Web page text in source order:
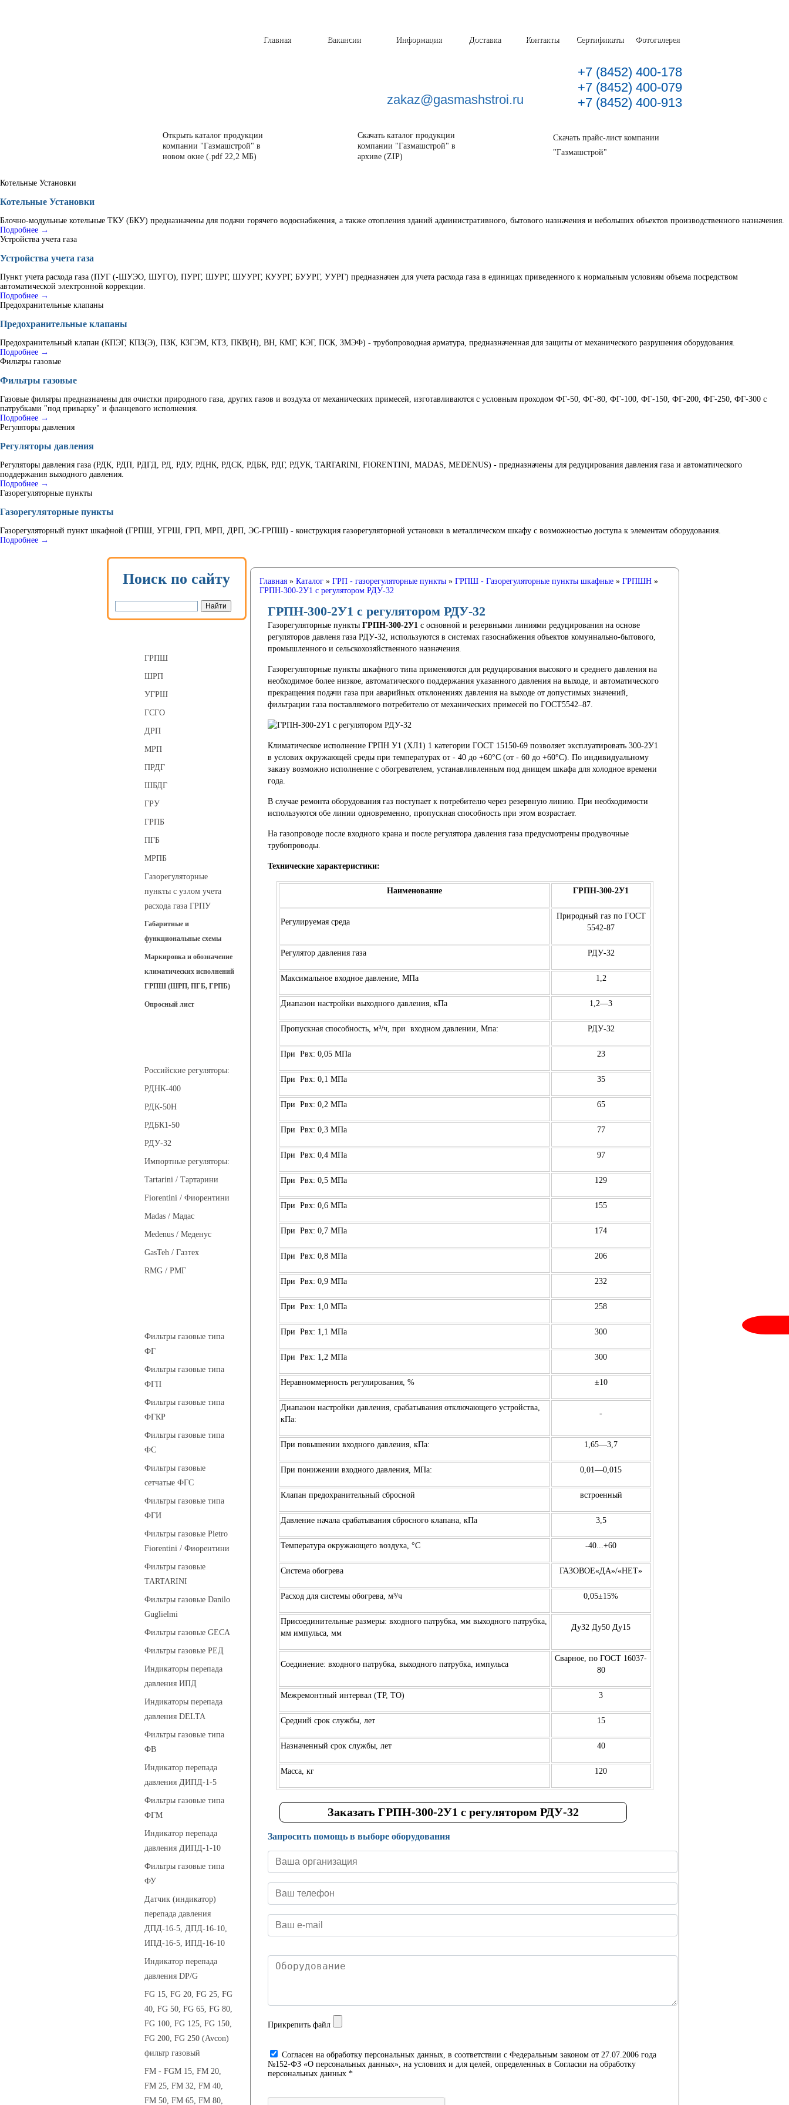
Фотогалерея
Сертификаты
Контакты
Доставка
Информация
Вакансии
Главная
zakaz@gasmashstroi.ru
+7 (8452) 400-178
+7 (8452) 400-079
+7 (8452) 400-913
Открыть каталог продукции
компании "Газмашстрой" в
новом окне (.pdf 22,2 МБ)
Скачать каталог продукции
компании "Газмашстрой" в
архиве (ZIP)
Скачать прайс-лист компании
"Газмашстрой"
Котельные Установки
Котельные Установки
Блочно-модульные котельные ТКУ (БКУ) предназначены для подачи горячего водоснабжения, а также отопления зданий административного, бытового назначения и небольших объектов производственного назначения.
Подробнее →
Устройства учета газа
Устройства учета газа
Пункт учета расхода газа (ПУГ (-ШУЭО, ШУГО), ПУРГ, ШУРГ, ШУУРГ, КУУРГ, БУУРГ, УУРГ) предназначен для учета расхода газа в единицах приведенного к нормальным условиям объема посредством
автоматической электронной коррекции.
Подробнее →
Предохранительные клапаны
Предохранительные клапаны
Предохранительный клапан (КПЭГ, КПЗ(Э), ПЗК, КЗГЭМ, КТЗ, ПКВ(Н), ВН, КМГ, КЭГ, ПСК, ЗМЭФ) - трубопроводная арматура, предназначенная для защиты от механического разрушения оборудования.
Подробнее →
Фильтры газовые
Фильтры газовые
Газовые фильтры предназначены для очистки природного газа, других газов и воздуха от механических примесей, изготавливаются с условным проходом ФГ-50, ФГ-80, ФГ-100, ФГ-150, ФГ-200, ФГ-250, ФГ-300 с
патрубками "под приварку" и фланцевого исполнения.
Подробнее →
Регуляторы давления
Регуляторы давления
Регуляторы давления газа (РДК, РДП, РДГД, РД, РДУ, РДНК, РДСК, РДБК, РДГ, РДУК, TARTARINI, FIORENTINI, MADAS, MEDENUS) - предназначены для редуцирования давления газа и автоматического
поддержания выходного давления.
Подробнее →
Газорегуляторные пункты
Газорегуляторные пункты
Газорегуляторный пункт шкафной (ГРПШ, УГРШ, ГРП, МРП, ДРП, ЭС-ГРПШ) - конструкция газорегуляторной установки в металлическом шкафу с возможностью доступа к элементам оборудования.
Подробнее →
Поиск по сайту
ГРПШ
ШРП
УГРШ
ГСГО
ДРП
МРП
ПРДГ
ШБДГ
ГРУ
ГРПБ
ПГБ
МРПБ
Газорегуляторные
пункты с узлом учета
расхода газа ГРПУ
Габаритные и
функциональные схемы
Маркировка и обозначение
климатических исполнений
ГРПШ (ШРП, ПГБ, ГРПБ)
Опросный лист
Российские регуляторы:
РДНК-400
РДК-50Н
РДБК1-50
РДУ-32
Импортные регуляторы:
Tartarini / Тартарини
Fiorentini / Фиорентини
Madas / Мадас
Medenus / Меденус
GasTeh / Газтех
RMG / РМГ
Фильтры газовые типа
ФГ
Фильтры газовые типа
ФГП
Фильтры газовые типа
ФГКР
Фильтры газовые типа
ФС
Фильтры газовые
сетчатые ФГС
Фильтры газовые типа
ФГИ
Фильтры газовые Pietro
Fiorentini / Фиорентини
Фильтры газовые
TARTARINI
Фильтры газовые Danilo
Guglielmi
Фильтры газовые GECA
Фильтры газовые РЕД
Индикаторы перепада
давления ИПД
Индикаторы перепада
давления DELTA
Фильтры газовые типа
ФВ
Индикатор перепада
давления ДИПД-1-5
Фильтры газовые типа
ФГМ
Индикатор перепада
давления ДИПД-1-10
Фильтры газовые типа
ФУ
Датчик (индикатор)
перепада давления
ДПД-16-5, ДПД-16-10,
ИПД-16-5, ИПД-16-10
Индикатор перепада
давления DP/G
FG 15, FG 20, FG 25, FG
40, FG 50, FG 65, FG 80,
FG 100, FG 125, FG 150,
FG 200, FG 250 (Avcon)
фильтр газовый
FM - FGM 15, FM 20,
FM 25, FM 32, FM 40,
FM 50, FM 65, FM 80,
Главная» Каталог» ГРП - газорегуляторные пункты» ГРПШ - Газорегуляторные пункты шкафные» ГРПШН»
ГРПН-300-2У1 с регулятором РДУ-32
ГРПН-300-2У1 с регулятором РДУ-32
Газорегуляторные пункты ГРПН-300-2У1 с основной и резервными линиями редуцирования на основе
регуляторов давленя газа РДУ-32, используются в системах газоснабжения объектов комуннально-бытового,
промышленного и сельскохозяйственного назначения.
Газорегуляторные пункты шкафного типа применяются для редуцирования высокого и среднего давления на
необходимое более низкое, автоматического поддержания указанного давления на выходе, и автоматического
прекращения подачи газа при аварийных отклонениях давления на выходе от допустимых значений,
фильтрации газа поставляемого потребителю от механических примесей по ГОСТ5542–87.
Климатическое исполнение ГРПН У1 (ХЛ1) 1 категории ГОСТ 15150-69 позволяет эксплуатировать 300-2У1
в услових окружающей среды при температурах от - 40 до +60°С (от - 60 до +60°С). По индивидуальному
заказу возможно исполнение с обогревателем, устанавливленным под днищем шкафа для холодное времени
года.
В случае ремонта оборудования газ поступает к потребителю через резервную линию. При необходимости
используются обе линии одновременно, пропускная способность при этом возрастает.
На газопроводе после входного крана и после регулятора давления газа предусмотрены продувочные
трубопроводы.
Технические характеристики:
Наименование ГРПН-300-2У1
Регулируемая среда
Природный газ по ГОСТ
5542-87
Регулятор давления газа РДУ-32
Максимальное входное давление, МПа 1,2
Диапазон настройки выходного давления, кПа 1,2—3
Пропускная способность, м³/ч, при входном давлении, Мпа: РДУ-32
При Рвх: 0,05 МПа 23
При Рвх: 0,1 МПа 35
При Рвх: 0,2 МПа 65
При Рвх: 0,3 МПа 77
При Рвх: 0,4 МПа 97
При Рвх: 0,5 МПа 129
При Рвх: 0,6 МПа 155
При Рвх: 0,7 МПа 174
При Рвх: 0,8 МПа 206
При Рвх: 0,9 МПа 232
При Рвх: 1,0 МПа 258
При Рвх: 1,1 МПа 300
При Рвх: 1,2 МПа 300
Неравноммерность регулирования, % ±10
Диапазон настройки давления, срабатывания отключающего устройства,
кПа:
-
При повышении входного давления, кПа: 1,65—3,7
При понижении входного давления, МПа: 0,01—0,015
Клапан предохранительный сбросной встроенный
Давление начала срабатывания сбросного клапана, кПа 3,5
Температура окружающего воздуха, °С -40...+60
Система обогрева ГАЗОВОЕ«ДА»/«НЕТ»
Расход для системы обогрева, м³/ч 0,05±15%
Присоединительные размеры: входного патрубка, мм выходного патрубка,
мм импульса, мм
Ду32 Ду50 Ду15
Соединение: входного патрубка, выходного патрубка, импульса
Сварное, по ГОСТ 16037-
80
Межремонтный интервал (ТР, ТО) 3
Средний срок службы, лет 15
Назначенный срок службы, лет 40
Масса, кг 120
Заказать ГРПН-300-2У1 с регулятором РДУ-32
Запросить помощь в выборе оборудования
Прикрепить файл
Cогласен на обработку персональных данных, в соответствии с Федеральным законом от 27.07.2006 года
№152-ФЗ «О персональных данных», на условиях и для целей, определенных в Согласии на обработку
персональных данных *